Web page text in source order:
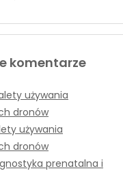
komentarze
używania
dronów
używania
dronów
prenatalna i